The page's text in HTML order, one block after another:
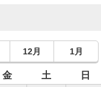
12月 1月
金 土 日